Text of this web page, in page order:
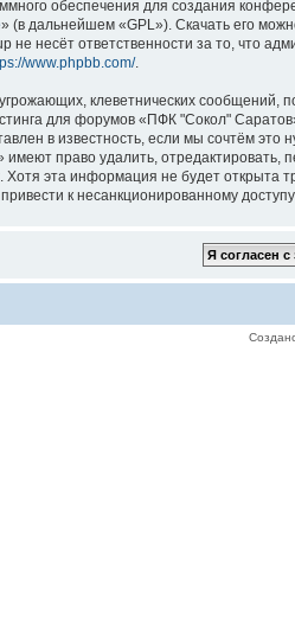
обеспечения для создания
» (в дальнейшем «GPL»). Скачать его
несёт ответственности за то, что
www.phpbb.com/.
клеветнических
для форумов «ПФК "Сокол"
в известность, если мы сочтём
право удалить, отредактировать,
эта информация не будет
к несанкционированному доступу